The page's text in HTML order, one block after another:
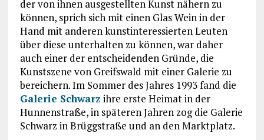
der von ihnen ausgestellten Kunst nähern zu
können, sprich sich mit einen Glas Wein in der
Hand mit anderen kunstinteressierten Leuten
über diese unterhalten zu können, war daher
auch einer der entscheidenden Gründe, die
Kunstszene von Greifswald mit einer Galerie zu
bereichern. Im Sommer des Jahres 1993 fand die
Galerie Schwarz ihre erste Heimat in der
Hunnenstraße, in späteren Jahren zog die Galerie
Schwarz in Brüggstraße und an den Marktplatz.